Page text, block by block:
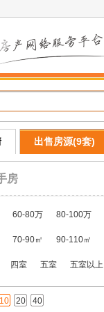
出售房源(9套)
房
60-80万 80-100万
70-90㎡ 90-110㎡
四室 五室 五室以上
10 20 40